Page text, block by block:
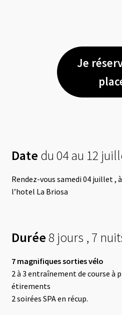
Je
Date du 04 au 12
Rendez-vous samedi 04 juillet ,
l’hotel La Briosa
Durée8 jours , 7
7 magnifiques sorties vélo
2 à 3 entraînement de course à
étirements
2 soirées SPA en récup.